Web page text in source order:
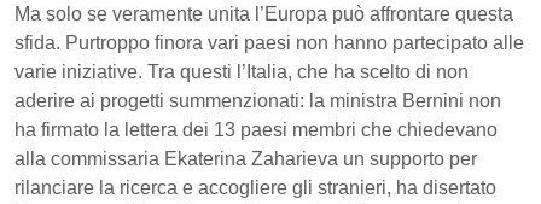
Ma solo se veramente unita l’Europa può affrontare questa
sfida. Purtroppo finora vari paesi non hanno partecipato alle
varie iniziative. Tra questi l’Italia, che ha scelto di non
aderire ai progetti summenzionati: la ministra Bernini non
ha firmato la lettera dei 13 paesi membri che chiedevano
alla commissaria Ekaterina Zaharieva un supporto per
rilanciare la ricerca e accogliere gli stranieri, ha disertato